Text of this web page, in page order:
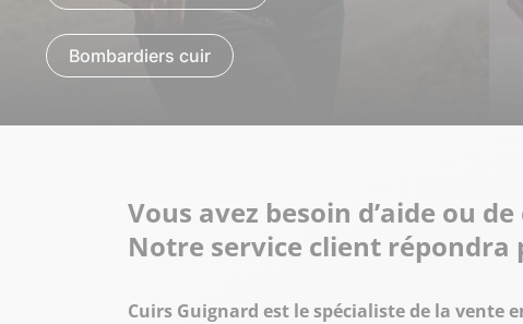
Bombardiers cuir
Vous avez besoin d’aide ou de
Notre service client répondra
Cuirs Guignard est le spécialiste de la vente